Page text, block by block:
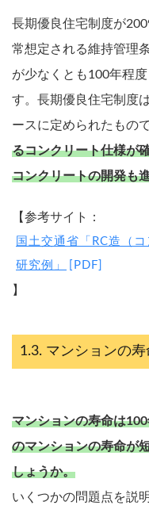
長期優良住宅制度が
常想定される維持管理
が少なくとも100年程
す。長期優良住宅制度
ースに定められたもので
るコンクリート仕様が
コンクリートの開発も
【参考サイト：
国土交通省「RC造（
研究例」
】
マンションの
マンションの寿命は
のマンションの寿命が
しょうか。
いくつかの問題点を説